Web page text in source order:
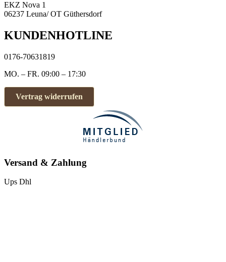
EKZ Nova 1
06237 Leuna/ OT Güthersdorf
KUNDENHOTLINE
0176-70631819
MO. – FR. 09:00 – 17:30
Vertrag widerrufen
Versand & Zahlung
Ups Dhl